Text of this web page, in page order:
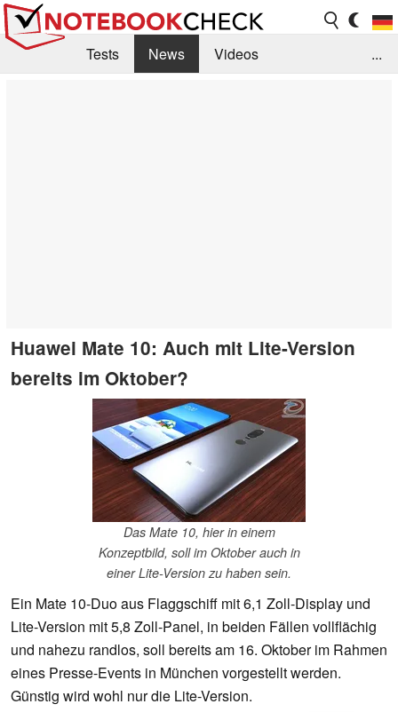
Tests News
Videos
...
Huawei Mate 10: Auch mit Lite-Version
bereits im Oktober?
Das Mate 10, hier in einem
Konzeptbild, soll im Oktober auch in
einer Lite-Version zu haben sein.
Ein Mate 10-Duo aus Flaggschiff mit 6,1 Zoll-Display und
Lite-Version mit 5,8 Zoll-Panel, in beiden Fällen vollflächig
und nahezu randlos, soll bereits am 16. Oktober im Rahmen
eines Presse-Events in München vorgestellt werden.
Günstig wird wohl nur die Lite-Version.